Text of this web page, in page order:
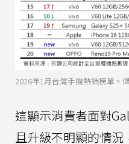
2026年1月台灣手機熱銷榜單。
這顯示消費者面對
且升級不明顯的情況